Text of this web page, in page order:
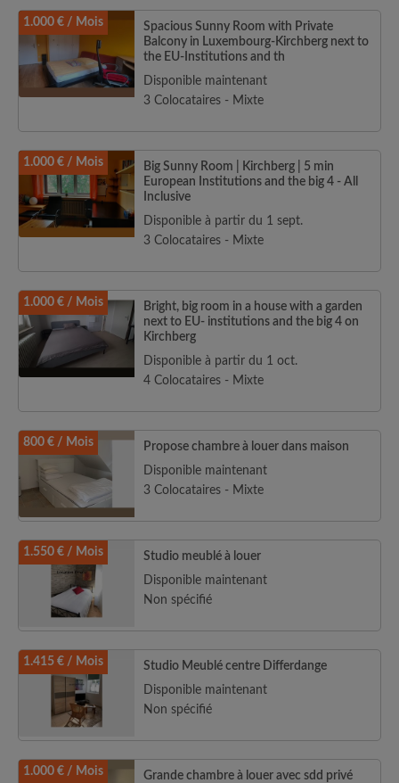
1.000 € / Mois
Spacious Sunny Room with Private
Balcony in Luxembourg-Kirchberg next to
the EU-Institutions and th
Disponible maintenant
3 Colocataires - Mixte
1.000 € / Mois
Big Sunny Room | Kirchberg | 5 min
European Institutions and the big 4 - All
Inclusive
Disponible à partir du 1 sept.
3 Colocataires - Mixte
1.000 € / Mois
Bright, big room in a house with a garden
next to EU- institutions and the big 4 on
Kirchberg
Disponible à partir du 1 oct.
4 Colocataires - Mixte
800 € / Mois
Propose chambre à louer dans maison
Disponible maintenant
3 Colocataires - Mixte
1.550 € / Mois
Studio meublé à louer
Disponible maintenant
Non spécifié
1.415 € / Mois
Studio Meublé centre Differdange
Disponible maintenant
Non spécifié
1.000 € / Mois
Grande chambre à louer avec sdd privé